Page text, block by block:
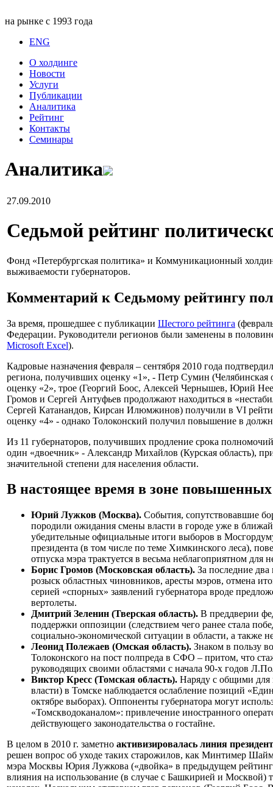
на рынке с 1993 года
ENG
О холдинге
Новости
Услуги
Публикации
Аналитика
Рейтинг
Контакты
Семинары
Аналитика
27.09.2010
Седьмой рейтинг
Фонд «Петербургская политика» и Коммуникационный
выживаемости губернаторов.
Комментарий к Седьмому рейтингу
За время, прошедшее с публикации Шестого рейтинга
Федерации. Руководители регионов были заменены в
Microsoft Excel).
Кадровые назначения февраля – сентября 2010 года
региона, получивших оценку «1», - Петр Сумин (Челябинская
оценку «2», трое (Георгий Боос, Алексей Чернышев, Юрий
Громов и Сергей Антуфьев продолжают находиться в
Сергей Катанандов, Кирсан Илюмжинов) получили в VI
оценку «4» - однако Толоконский получил повышение в
Из 11 губернаторов, получивших продление срока
один «двоечник» - Александр Михайлов (Курская область),
значительной степени для населения области.
В настоящее время в зоне
Юрий Лужков (Москва). События, сопутствовавшие
породили ожидания смены власти в городе уже в
убедительные официальные итоги выборов в
президента (в том числе по теме Химкинского леса),
отпуска мэра трактуется в весьма неблагоприятном для
Борис Громов (Московская область). За последние
розыск областных чиновников, аресты мэров, отмена
серией «спорных» заявлений губернатора вроде
вертолеты.
Дмитрий Зеленин (Тверская область). В преддверии
поддержки оппозиции (следствием чего ранее стала
социально-экономической ситуации в области, а
Леонид Полежаев (Омская область). Знаком в пользу
Толоконского на пост полпреда в СФО – притом, что
руководящих своими областями с начала 90-х годов
Виктор Кресс (Томская область). Наряду с общими для
власти) в Томске наблюдается ослабление позиций
октябре выборах). Оппоненты губернатора могут
«Томскводоканалом»: привлечение иностранного
действующего законодательства о гостайне.
В целом в 2010 г. заметно активизировалась линия
решен вопрос об уходе таких старожилов, как Минтимер
мэра Москвы Юрия Лужкова («двойка» в предыдущем
влияния на использование (в случае с Башкирией и Москвой)